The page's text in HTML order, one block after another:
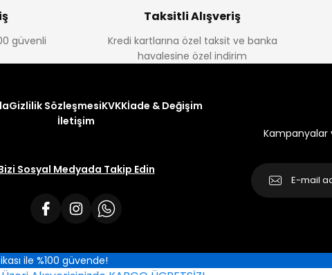
güvenli
Taksitli Alışveriş
Kredi kartlarına özel taksit ve banka
havalesine özel indirim
Gizlilik SözleşmesiKVKKİade & Değişim
İletişim
Sosyal Medyada Takip Edin
Kampanyalar
ile %100 güvende!